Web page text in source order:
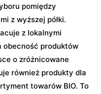
pomiędzy
z wyższej półki.
z lokalnymi
obecność produktów
o zróżnicowane
również produkty dla
towarów BIO. To